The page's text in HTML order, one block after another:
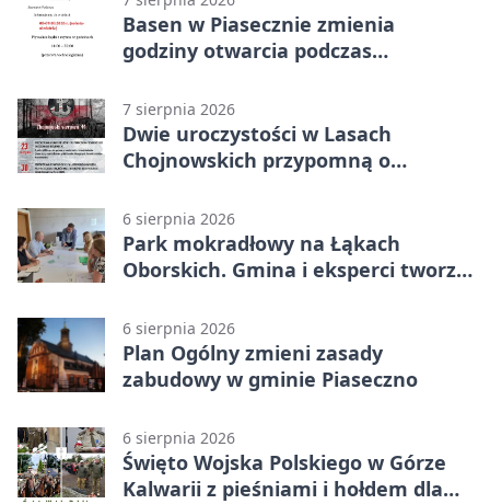
Basen w Piasecznie zmienia
godziny otwarcia podczas
7 sierpnia 2026
Dwie uroczystości w Lasach
Chojnowskich przypomną o
6 sierpnia 2026
Park mokradłowy na Łąkach
Oborskich. Gmina i eksperci tworzą
6 sierpnia 2026
Plan Ogólny zmieni zasady
zabudowy w gminie Piaseczno
6 sierpnia 2026
Święto Wojska Polskiego w Górze
Kalwarii z pieśniami i hołdem dla